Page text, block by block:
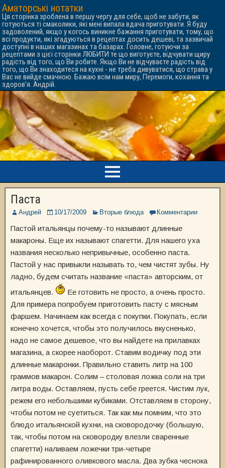
Аматорські нотатки
Ця сторінка зроблена в першу чергу для себе, щоб не забути, як
готуються ті смаколики, які мені випала вдача приготувати. Я буду
задоволений, якщо у когось виникне бажання приготувати, тому, що
всі продукти, які згадуються в рецептах досить дешеві, та зазвичай
доступні в наших магазинах та базарах. Головне, готуючи за
рецептами з цієї сторінки ЛЮБИТИ те що виготуєте, відчувати щиру
радість від того, що Ви робите. Якщо Ви не відчуваєте радість від
того, що Ви знаходитеся на кухні - не треба дивуватися, що страва у
Вас не вийде смачною. Бажаю всім нам миру, Перемоги, кохання та
здоров'я. Андрій.
Паста
Андрей 10/17/2009 Вторые блюда Комментарии
Пастой итальянцы почему-то называют длинные
макароны. Еще их называют спагетти. Для нашего уха
названия несколько непривычные, особенно паста.
Пастой у нас привыкли называть то, чем чистят зубы. Ну
ладно, будем считать название «паста» авторским, от
итальянцев.
Ее готовить не просто, а очень просто.
Для примера попробуем приготовить пасту с мясным
фаршем. Начинаем как всегда с покупки. Покупать, если
конечно хочется, чтобы это получилось вкусненько,
надо не самое дешевое, что вы найдете на прилавках
магазина, а скорее наоборот. Ставим водичку под эти
длинные макаронки. Правильно ставить литр на 100
граммов макарон. Солим – столовая ложка соли на три
литра воды. Оставляем, пусть себе греется. Чистим лук,
режем его небольшими кубиками. Отставляем в сторону,
чтобы потом не суетиться. Так как мы помним, что это
блюдо итальянской кухни, на сковородочку (большую,
так, чтобы потом на сковородку влезли сваренные
спагетти) наливаем ложечки три-четыре
рафинированного оливкового масла. Два зубка чеснока